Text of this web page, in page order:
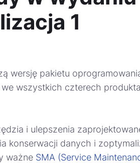
1
wersję pakietu
we wszystkich czterech
i ulepszenia
konserwacji danych i
ważne SMA (Service